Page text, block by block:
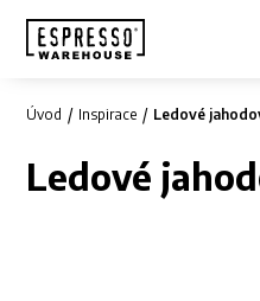
Úvod Inspirace Ledové
Ledové